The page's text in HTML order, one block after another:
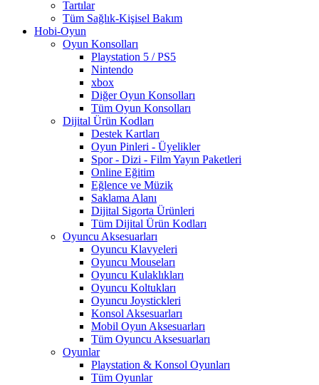
Tartılar
Tüm Sağlık-Kişisel Bakım
Hobi-Oyun
Oyun Konsolları
Playstation 5 / PS5
Nintendo
xbox
Diğer Oyun Konsolları
Tüm Oyun Konsolları
Dijital Ürün Kodları
Destek Kartları
Oyun Pinleri - Üyelikler
Spor - Dizi - Film Yayın Paketleri
Online Eğitim
Eğlence ve Müzik
Saklama Alanı
Dijital Sigorta Ürünleri
Tüm Dijital Ürün Kodları
Oyuncu Aksesuarları
Oyuncu Klavyeleri
Oyuncu Mouseları
Oyuncu Kulaklıkları
Oyuncu Koltukları
Oyuncu Joystickleri
Konsol Aksesuarları
Mobil Oyun Aksesuarları
Tüm Oyuncu Aksesuarları
Oyunlar
Playstation & Konsol Oyunları
Tüm Oyunlar